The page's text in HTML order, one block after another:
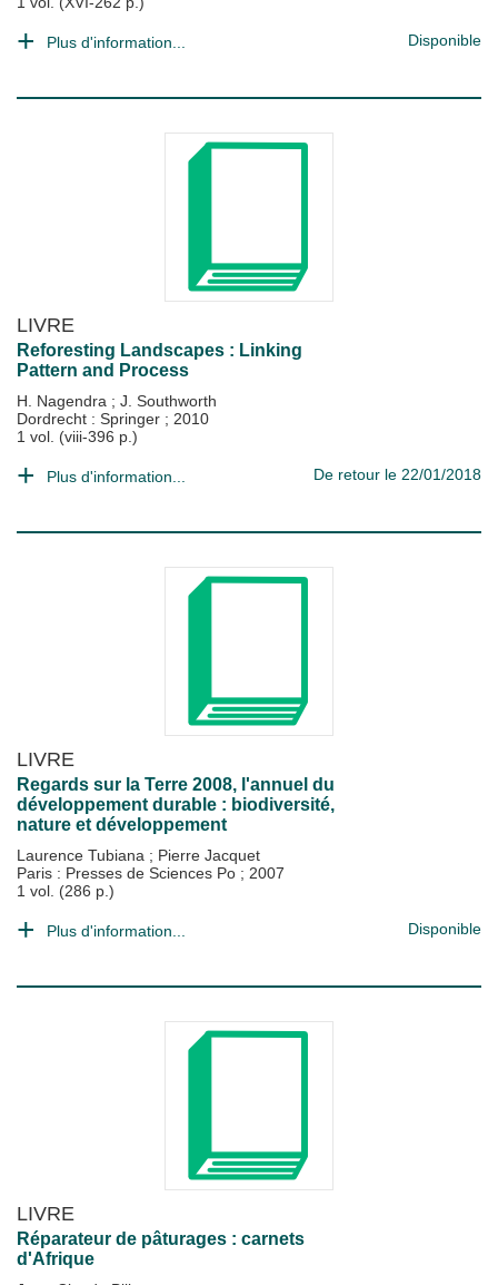
Plus d'information... Disponible
LIVRE
Reforesting Landscapes : Linking
Pattern and Process
H. Nagendra ; J. Southworth
Dordrecht : Springer ; 2010
1 vol. (viii-396 p.)
Plus d'information... De retour le 22/01/2018
LIVRE
Regards sur la Terre 2008, l'annuel du
développement durable : biodiversité,
nature et développement
Laurence Tubiana ; Pierre Jacquet
Paris : Presses de Sciences Po ; 2007
1 vol. (286 p.)
Plus d'information... Disponible
LIVRE
Réparateur de pâturages : carnets
d'Afrique